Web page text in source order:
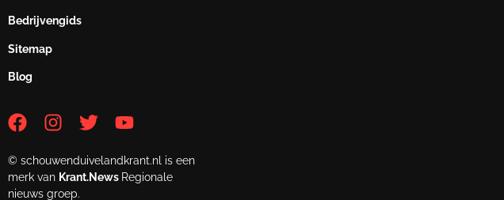
Bedrijvengids
Sitemap
Blog
© schouwenduivelandkrant.nl is een
merk van Krant.News Regionale
nieuws groep.